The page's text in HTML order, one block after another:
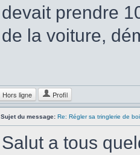
devait prendre
de la voiture,
Hors ligne Profil
Sujet du message: Re: Régler sa tringlerie de
Salut a tous